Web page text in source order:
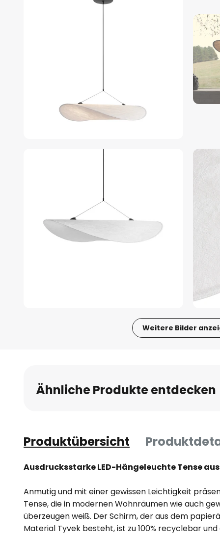
Weitere Bilder
Bildgalerie
springen
Ähnliche Produkte entdecken
Produktübersicht
Ausdrucksstarke LED-Hängeleuchte Tense
Anmutig und mit einer gewissen Leichtigkeit
Tense, die in modernen Wohnräumen wie auch
überzeugen weiß. Der Schirm, der aus dem
Material Tyvek besteht, ist zu 100% recyclebar